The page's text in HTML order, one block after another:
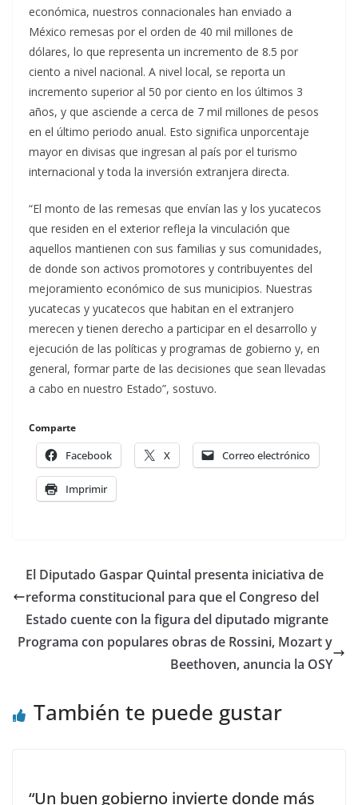
económica, nuestros connacionales han enviado a
México remesas por el orden de 40 mil millones de
dólares, lo que representa un incremento de 8.5 por
ciento a nivel nacional. A nivel local, se reporta un
incremento superior al 50 por ciento en los últimos 3
años, y que asciende a cerca de 7 mil millones de pesos
en el último periodo anual. Esto significa unporcentaje
mayor en divisas que ingresan al país por el turismo
internacional y toda la inversión extranjera directa.
“El monto de las remesas que envían las y los yucatecos
que residen en el exterior refleja la vinculación que
aquellos mantienen con sus familias y sus comunidades,
de donde son activos promotores y contribuyentes del
mejoramiento económico de sus municipios. Nuestras
yucatecas y yucatecos que habitan en el extranjero
merecen y tienen derecho a participar en el desarrollo y
ejecución de las políticas y programas de gobierno y, en
general, formar parte de las decisiones que sean llevadas
a cabo en nuestro Estado”, sostuvo.
Comparte
Facebook X Correo electrónico
Imprimir
El Diputado Gaspar Quintal presenta iniciativa de
reforma constitucional para que el Congreso del
Estado cuente con la figura del diputado migrante
Programa con populares obras de Rossini, Mozart y
Beethoven, anuncia la OSY
También te puede gustar
“Un buen gobierno invierte donde más